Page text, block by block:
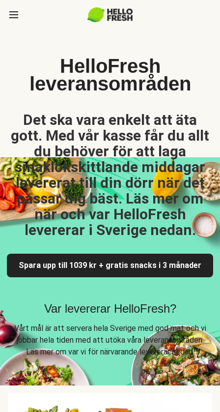
HelloFresh
leveransområden
Det ska vara enkelt att äta
gott. Med vår kasse får du allt
du behöver för att laga
smaklökskittlande middagar
levererat till din dörr när det
passar dig bäst. Läs mer om
när och var HelloFresh
levererar i Sverige nedan.
Spara upp till 1039 kr + gratis snacks i 3 månader
Var levererar HelloFresh?
Vårt mål är att servera hela Sverige med god mat och vi
jobbar hela tiden med att utöka våra leveransområden.
Läs mer om var vi för närvarande levererar nedan.